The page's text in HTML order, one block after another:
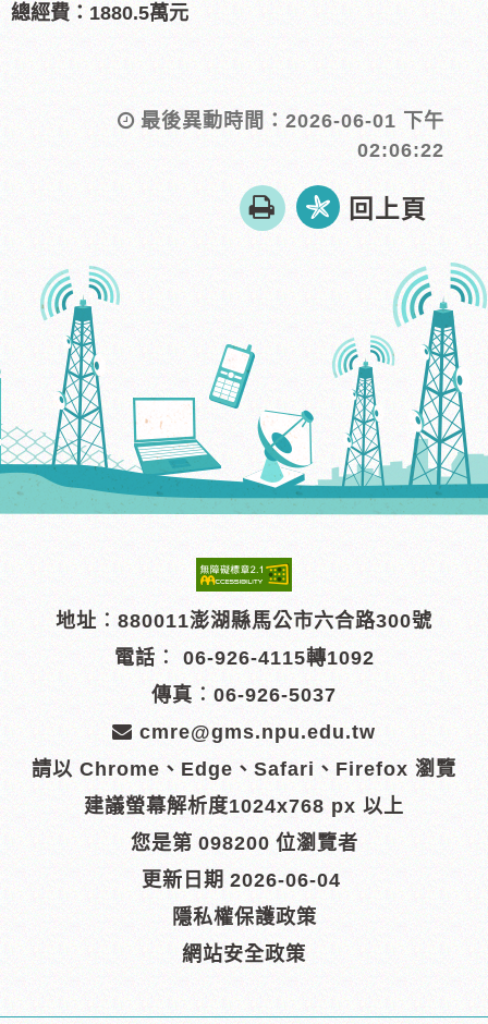
總經費：1880.5萬元
最後異動時間： 2026-06-01 下午
02:06:22
友
善
回上頁
地址︰880011澎湖縣馬公市六合路300號
電話︰ 06-926-4115轉1092
傳真︰06-926-5037
cmre@gms.npu.edu.tw
請以 Chrome、Edge、Safari、Firefox 瀏覽
建議螢幕解析度1024x768 px 以上
您是第 098200 位瀏覽者
更新日期 2026-06-04
隱私權保護政策
網站安全政策